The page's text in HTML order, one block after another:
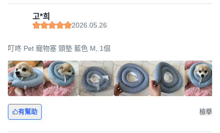
고*희
2026.05.26
叮咚 Pet 寵物塞 頸墊 藍色 M, 1個
有幫助 檢舉